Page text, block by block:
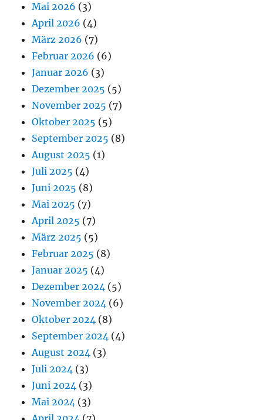
Mai 2026 (3)
April 2026 (4)
März 2026 (7)
Februar 2026 (6)
Januar 2026 (3)
Dezember 2025 (5)
November 2025 (7)
Oktober 2025 (5)
September 2025 (8)
August 2025 (1)
Juli 2025 (4)
Juni 2025 (8)
Mai 2025 (7)
April 2025 (7)
März 2025 (5)
Februar 2025 (8)
Januar 2025 (4)
Dezember 2024 (5)
November 2024 (6)
Oktober 2024 (8)
September 2024 (4)
August 2024 (3)
Juli 2024 (3)
Juni 2024 (3)
Mai 2024 (3)